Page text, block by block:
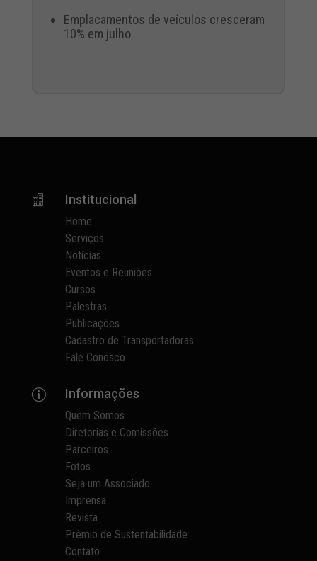
Emplacamentos de veículos cresceram
10% em julho
 Institucional
Home
Serviços
Notícias
Eventos e Reuniões
Cursos
Palestras
Publicações
Cadastro de Transportadoras
Fale Conosco
p Informações
Quem Somos
Diretorias e Comissões
Parceiros
Fotos
Seja um Associado
Imprensa
Revista
Prêmio de Sustentabilidade
Contato